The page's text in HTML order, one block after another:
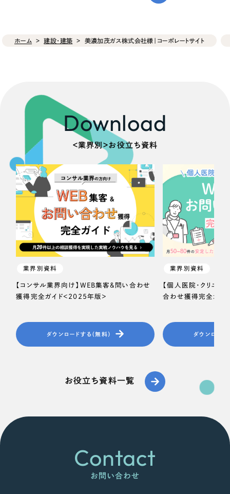
ホーム 建設・建築 美濃加茂ガス株式会社様｜コーポレートサイト
Download
＜業界別＞お役立ち資料
業界別資料
【コンサル業界向け】WEB集客＆問い合わせ
獲得完全ガイド＜2025年版＞
ダウンロードする（無料）
業界別資料
【個人医院・クリニッ
合わせ獲得完全ガイ
ダウンロード
お役立ち資料一覧
Contact
お問い合わせ